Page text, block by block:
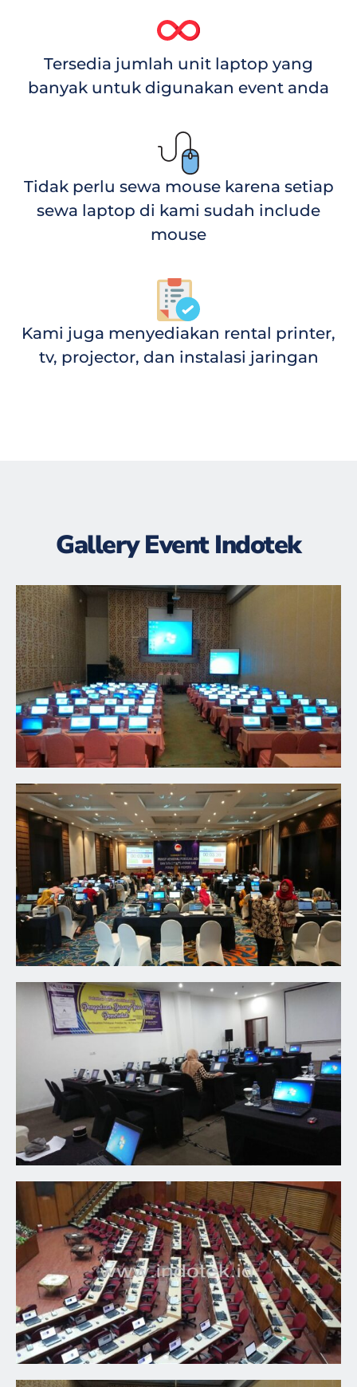
Tersedia jumlah unit laptop yang
banyak untuk digunakan event anda
Tidak perlu sewa mouse karena setiap
sewa laptop di kami sudah include
mouse
Kami juga menyediakan rental printer,
tv, projector, dan instalasi jaringan
Gallery Event Indotek